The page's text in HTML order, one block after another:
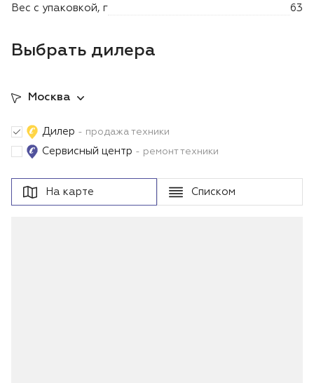
Вес с упаковкой, г 63
Выбрать дилера
Москва
Дилер - продажа техники
Сервисный центр - ремонт техники
На карте Списком